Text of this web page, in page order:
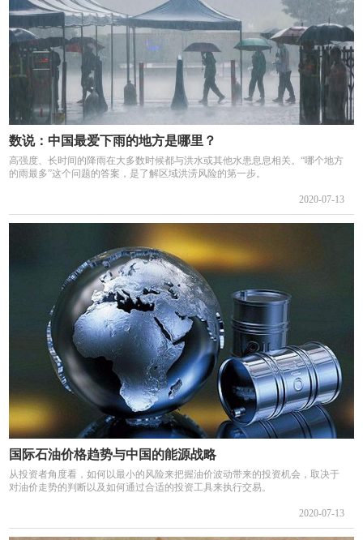
数说：中国最爱下雨的地方是哪里？
高强度、长时间的降雨在大多数时候都与洪水或其他水患息息相关。“哪个地方
的雨最多”这个问题的答案，是了解区域洪涝风险的第一步。
2020-07-13
国际石油价格趋势与中国的能源战略
从投资者角度看，如何以最小的风险来把握油价波动带来的投资机会，取决于
对油价走势的判断以及如何通过合适的投资工具来执行交易。
2020-07-13